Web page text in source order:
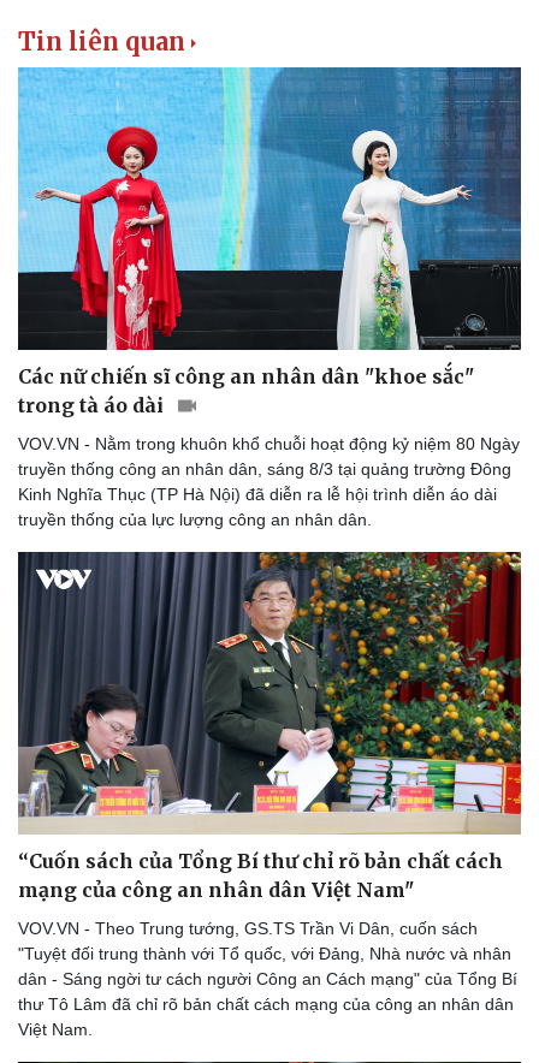
Pháp luật
Vụ án
Tin nóng
Tư vấn luật
Quân sự - Quốc phòng
Vũ khí
Việt Nam
Phân tích
Tin liên quan
Các nữ chiến sĩ công an nhân dân "khoe sắc"
trong tà áo dài
VOV.VN - Nằm trong khuôn khổ chuỗi hoạt động kỷ niệm 80 Ngày
truyền thống công an nhân dân, sáng 8/3 tại quảng trường Đông
Kinh Nghĩa Thục (TP Hà Nội) đã diễn ra lễ hội trình diễn áo dài
truyền thống của lực lượng công an nhân dân.
“Cuốn sách của Tổng Bí thư chỉ rõ bản chất cách
mạng của công an nhân dân Việt Nam"
VOV.VN - Theo Trung tướng, GS.TS Trần Vi Dân, cuốn sách
"Tuyệt đối trung thành với Tổ quốc, với Đảng, Nhà nước và nhân
dân - Sáng ngời tư cách người Công an Cách mạng" của Tổng Bí
thư Tô Lâm đã chỉ rõ bản chất cách mạng của công an nhân dân
Việt Nam.